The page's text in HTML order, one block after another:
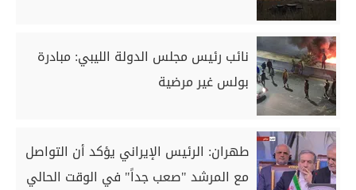
نائب رئيس مجلس الدولة الليبي: مبادرة
بولس غير مرضية
طهران: الرئيس الإيراني يؤكد أن التواصل
مع المرشد "صعب جداً" في الوقت الحالي